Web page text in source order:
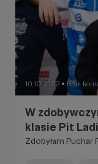
10.10.2022 ● Brak
W
klasie Pit
Zdobyłam Puchar